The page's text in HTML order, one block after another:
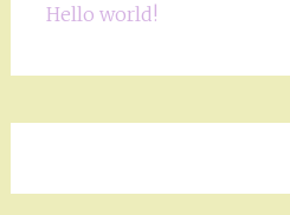
Hello world!